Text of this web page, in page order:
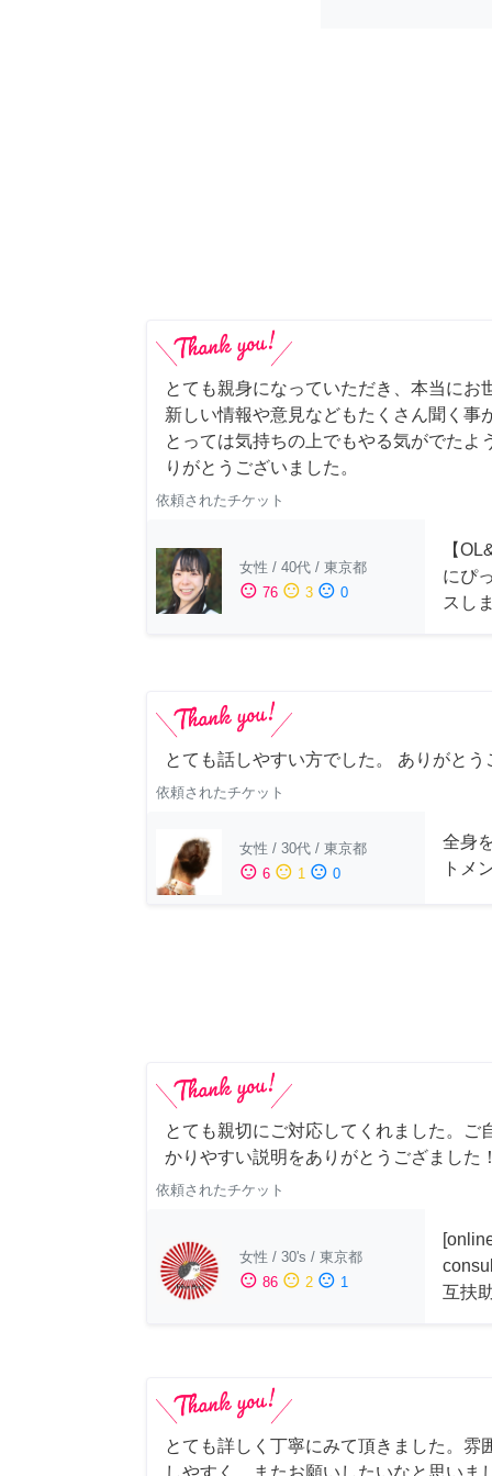
とても親身になっていただき、本当にお
新しい情報や意見などもたくさん聞く事
とっては気持ちの上でもやる気がでたよ
りがとうございました。
依頼されたチケット
女性 / 40代 / 東京都
sentiment_satisfied 76 sentiment_neutral 3 sentiment_dissatisfied 0
【
にぴ
スし
とても話しやすい方でした。 ありがとう
依頼されたチケット
女性 / 30代 / 東京都
sentiment_satisfied 6 sentiment_neutral 1 sentiment_dissatisfied 0
全身
トメ
とても親切にご対応してくれました。ご
かりやすい説明をありがとうござました
依頼されたチケット
女性 / 30's / 東京都
sentiment_satisfied 86 sentiment_neutral 2 sentiment_dissatisfied 1
互扶
とても詳しく丁寧にみて頂きました。雰